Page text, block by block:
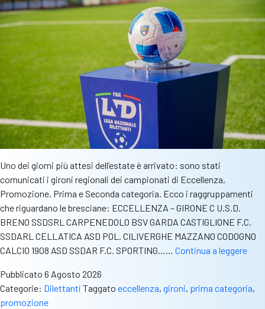
Uno dei giorni più attesi dell’estate è arrivato: sono stati
comunicati i gironi regionali dei campionati di Eccellenza,
Promozione, Prima e Seconda categoria. Ecco i raggruppamenti
che riguardano le bresciane: ECCELLENZA – GIRONE C U.S.D.
BRENO SSDSRL CARPENEDOLO BSV GARDA CASTIGLIONE F.C.
SSDARL CELLATICA ASD POL. CILIVERGHE MAZZANO CODOGNO
CALCIO 1908 ASD SSDAR F.C. SPORTING…… Continua a leggere
e
Pubblicato 6 Agosto 2026
Categorie: Dilettanti Taggato eccellenza, gironi, prima categoria,
promozione